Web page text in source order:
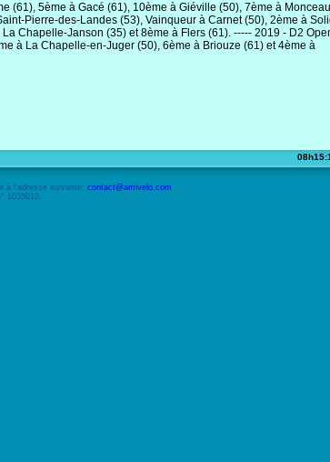
(61), 5ème à Gacé (61), 10ème à Giéville (50), 7ème à
Pierre-des-Landes (53), Vainqueur à Carnet (50), 2ème à
Chapelle-Janson (35) et 8ème à Flers (61). ----- 2019 - D2
à La Chapelle-en-Juger (50), 6ème à Briouze (61) et 4ème à
à l'adresse suivante: contact@amivelo.com
1035012.